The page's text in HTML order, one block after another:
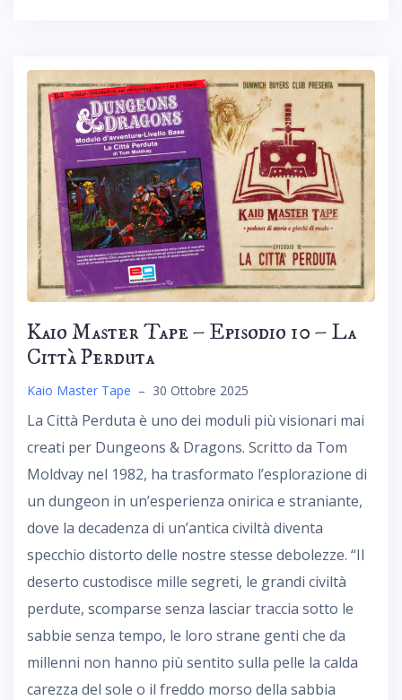
Kaio Master Tape – Episodio 10 – La
Città Perduta
Kaio Master Tape – 30 Ottobre 2025
La Città Perduta è uno dei moduli più visionari mai
creati per Dungeons & Dragons. Scritto da Tom
Moldvay nel 1982, ha trasformato l’esplorazione di
un dungeon in un’esperienza onirica e straniante,
dove la decadenza di un’antica civiltà diventa
specchio distorto delle nostre stesse debolezze. “Il
deserto custodisce mille segreti, le grandi civiltà
perdute, scomparse senza lasciar traccia sotto le
sabbie senza tempo, le loro strane genti che da
millenni non hanno più sentito sulla pelle la calda
carezza del sole o il freddo morso della sabbia